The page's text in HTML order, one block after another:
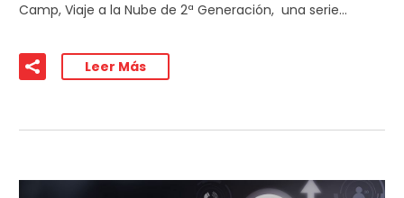
Camp, Viaje a la Nube de 2ª Generación, una serie…
Leer Más